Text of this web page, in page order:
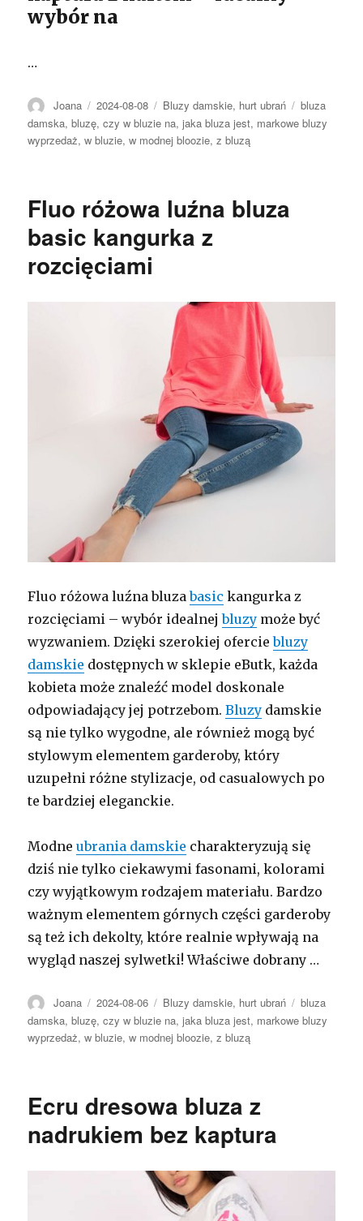
wybór na
…
Autor
Joana Opublikowano
2024-08-08 Kategorie
Bluzy damskie, hurt ubrań Tagi
bluza
damska,bluzę,czy w bluzie na,jaka bluza jest, markowe bluzy
wyprzedaż,w bluzie,w modnej bloozie,z bluzą
Fluo różowa luźna bluza
basic kangurka z
rozcięciami
Fluo różowa luźna bluzabasic kangurka z
rozcięciami – wybór idealnejbluzy może być
wyzwaniem. Dzięki szerokiej oferciebluzy
damskie dostępnych w sklepie eButk, każda
kobieta może znaleźć model doskonale
odpowiadający jej potrzebom.Bluzy damskie
są nie tylko wygodne, ale również mogą być
stylowym elementem garderoby, który
uzupełni różne stylizacje, od casualowych po
te bardziej eleganckie.
Modneubrania damskie charakteryzują się
dziś nie tylko ciekawymi fasonami, kolorami
czy wyjątkowym rodzajem materiału. Bardzo
ważnym elementem górnych części garderoby
są też ich dekolty, które realnie wpływają na
wygląd naszej sylwetki! Właściwe dobrany …
Autor
Joana Opublikowano
2024-08-06 Kategorie
Bluzy damskie, hurt ubrań Tagi
bluza
damska,bluzę,czy w bluzie na,jaka bluza jest, markowe bluzy
wyprzedaż,w bluzie,w modnej bloozie,z bluzą
Ecru dresowa bluza z
nadrukiem bez kaptura